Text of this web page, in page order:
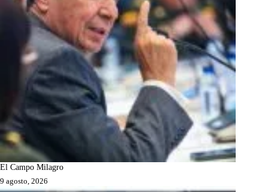
El Campo Milagro
9 agosto, 2026